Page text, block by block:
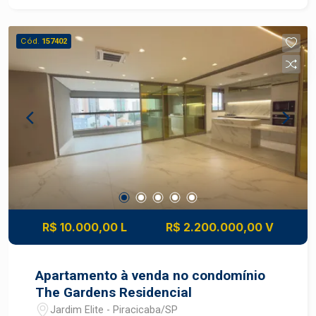
Cód. 157402
R$ 10.000,00 L R$ 2.200.000,00 V
Apartamento à venda no condomínio
The Gardens Residencial
Jardim Elite - Piracicaba/SP